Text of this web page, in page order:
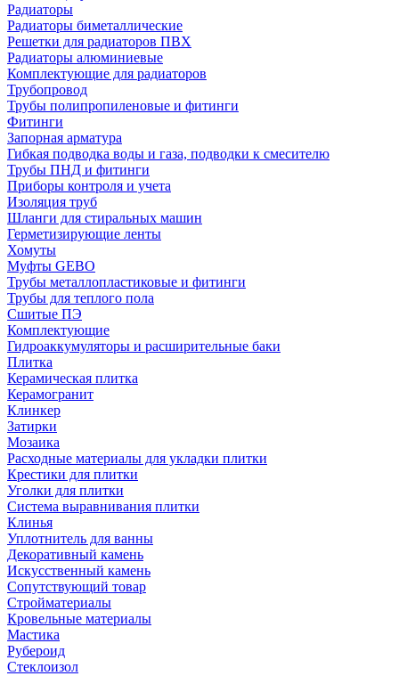
Радиаторы
Радиаторы биметаллические
Решетки для радиаторов ПВХ
Радиаторы алюминиевые
Комплектующие для радиаторов
Трубопровод
Трубы полипропиленовые и фитинги
Фитинги
Запорная арматура
Гибкая подводка воды и газа, подводки к смесителю
Трубы ПНД и фитинги
Приборы контроля и учета
Изоляция труб
Шланги для стиральных машин
Герметизирующие ленты
Хомуты
Муфты GEBO
Трубы металлопластиковые и фитинги
Трубы для теплого пола
Сшитые ПЭ
Комплектующие
Гидроаккумуляторы и расширительные баки
Плитка
Керамическая плитка
Керамогранит
Клинкер
Затирки
Мозаика
Расходные материалы для укладки плитки
Крестики для плитки
Уголки для плитки
Система выравнивания плитки
Клинья
Уплотнитель для ванны
Декоративный камень
Искусственный камень
Сопутствующий товар
Стройматериалы
Кровельные материалы
Мастика
Рубероид
Стеклоизол